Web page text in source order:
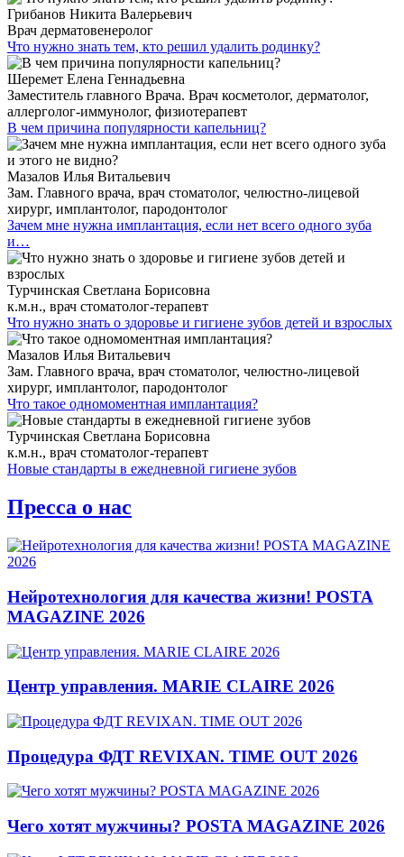
Грибанов Никита Валерьевич
Врач дерматовенеролог
Что нужно знать тем, кто решил удалить родинку?
Шеремет Елена Геннадьевна
Заместитель главного Врача. Врач косметолог, дерматолог,
аллерголог-иммунолог, физиотерапевт
В чем причина популярности капельниц?
Мазалов Илья Витальевич
Зам. Главного врача, врач стоматолог, челюстно-лицевой
хирург, имплантолог, пародонтолог
Зачем мне нужна имплантация, если нет всего одного зуба
и…
Турчинская Светлана Борисовна
к.м.н., врач стоматолог-терапевт
Что нужно знать о здоровье и гигиене зубов детей и взрослых
Мазалов Илья Витальевич
Зам. Главного врача, врач стоматолог, челюстно-лицевой
хирург, имплантолог, пародонтолог
Что такое одномоментная имплантация?
Турчинская Светлана Борисовна
к.м.н., врач стоматолог-терапевт
Новые стандарты в ежедневной гигиене зубов
Пресса о нас
Нейротехнология для качества жизни! POSTA
MAGAZINE 2026
Центр управления. MARIE CLAIRE 2026
Процедура ФДТ REVIXAN. TIME OUT 2026
Чего хотят мужчины? POSTA MAGAZINE 2026